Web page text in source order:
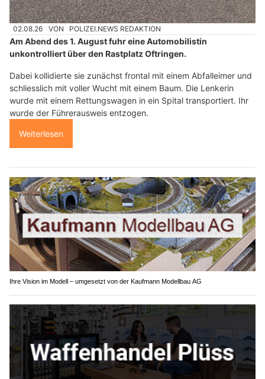
02.08.26 VON POLIZEI.NEWS REDAKTION
Am Abend des 1. August fuhr eine Automobilistin
unkontrolliert über den Rastplatz Oftringen.
Dabei kollidierte sie zunächst frontal mit einem Abfalleimer und
schliesslich mit voller Wucht mit einem Baum. Die Lenkerin
wurde mit einem Rettungswagen in ein Spital transportiert. Ihr
wurde der Führerausweis entzogen.
Weiterlesen
Ihre Vision im Modell – umgesetzt von der Kaufmann Modellbau AG